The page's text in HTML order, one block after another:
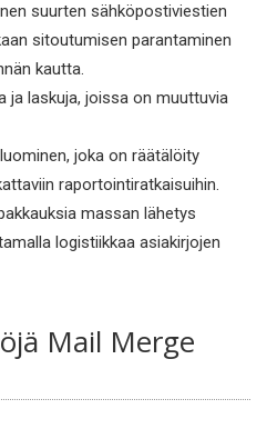
suurten sähköpostiviestien
sitoutumisen parantaminen
kautta.
ja laskuja, joissa on muuttuvia
joka on räätälöity
raportointiratkaisuihin.
massan lähetys
logistiikkaa asiakirjojen
Mail Merge